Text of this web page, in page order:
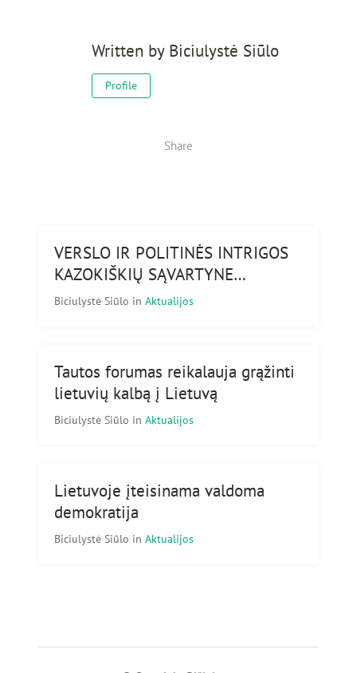
Written by Biciulystė Siūlo
Profile
Share
VERSLO IR POLITINĖS INTRIGOS
KAZOKIŠKIŲ SĄVARTYNE…
Biciulystė Siūlo in Aktualijos
Tautos forumas reikalauja grąžinti
lietuvių kalbą į Lietuvą
Biciulystė Siūlo in Aktualijos
Lietuvoje įteisinama valdoma
demokratija
Biciulystė Siūlo in Aktualijos